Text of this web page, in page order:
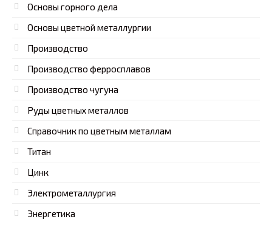
Основы горного дела
Основы цветной металлургии
Производство
Производство ферросплавов
Производство чугуна
Руды цветных металлов
Справочник по цветным металлам
Титан
Цинк
Электрометаллургия
Энергетика